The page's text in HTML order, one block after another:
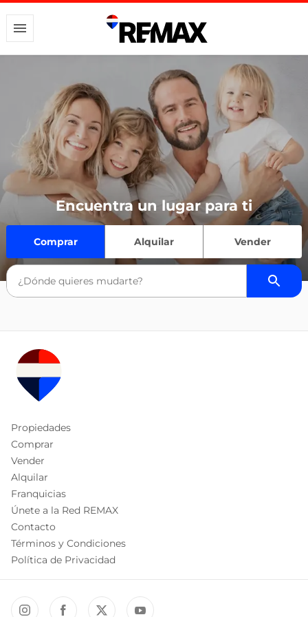
Encuentra un lugar para ti
Comprar Alquilar Vender
Propiedades
Comprar
Vender
Alquilar
Franquicias
Únete a la Red REMAX
Contacto
Términos y Condiciones
Política de Privacidad